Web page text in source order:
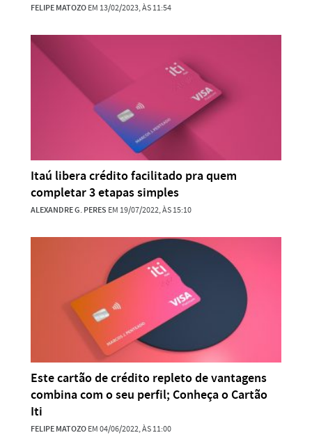
FELIPE MATOZOEM 13/02/2023, ÀS 11:54
Itaú libera crédito facilitado pra quem
completar 3 etapas simples
ALEXANDRE G. PERES EM 19/07/2022, ÀS 15:10
Este cartão de crédito repleto de vantagens
combina com o seu perfil; Conheça o Cartão
Iti
FELIPE MATOZOEM 04/06/2022, ÀS 11:00